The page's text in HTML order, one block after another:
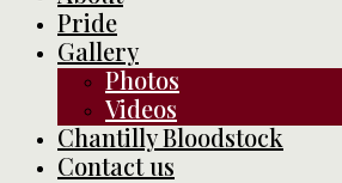
Pride
Gallery
Photos
Videos
Chantilly Bloodstock
Contact us